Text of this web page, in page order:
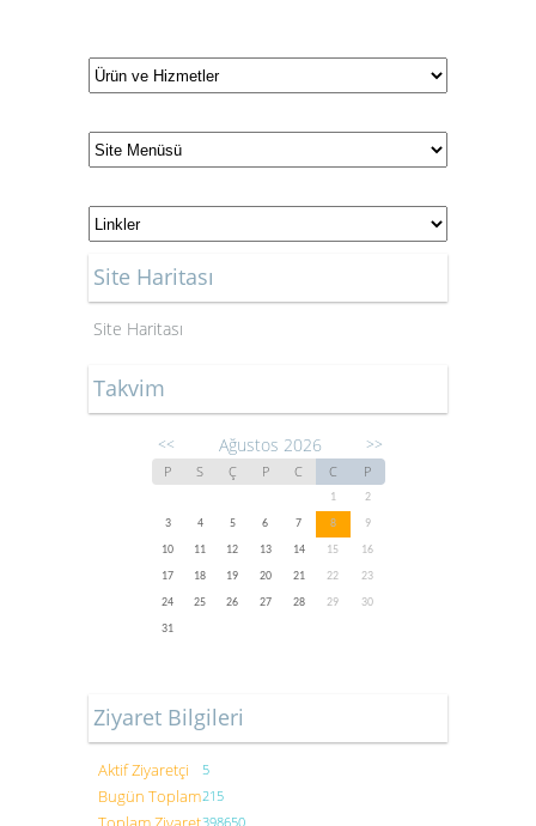
Site Haritası
Site Haritası
Takvim
<< Ağustos 2026 >>
P S Ç P C C P
1
2
3
4 5 6 7 8
9
10
11 12 13 14 15
16
17
18 19 20 21 22
23
24
25 26 27 28 29
30
31
Ziyaret Bilgileri
Aktif Ziyaretçi 5
Bugün Toplam215
398650